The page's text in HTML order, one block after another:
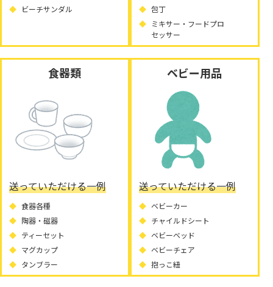
ビーチサンダル
包丁
ミキサー・フードプロ
セッサー
食器類
送っていただける一例
食器各種
陶器・磁器
ティーセット
マグカップ
タンブラー
ベビー用品
送っていただける一例
ベビーカー
チャイルドシート
ベビーベッド
ベビーチェア
抱っこ紐